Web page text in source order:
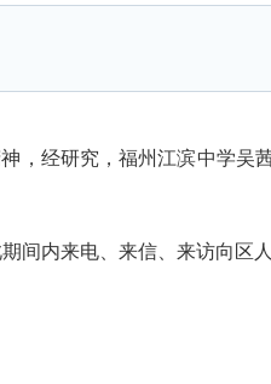
经研究，福州江滨中学吴
内来电、来信、来访向区人